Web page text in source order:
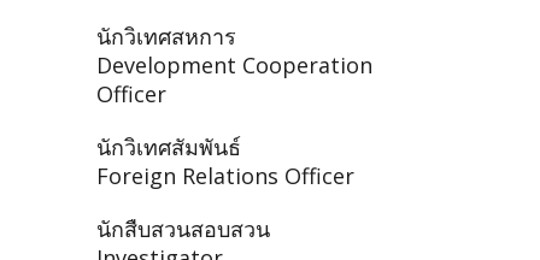
นักวิเทศสหการ
Development Cooperation
Officer
นักวิเทศสัมพันธ์
Foreign Relations Officer
นักสืบสวนสอบสวน